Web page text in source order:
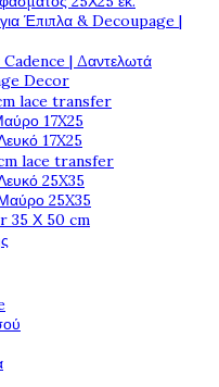
Έπιπλα & Decoupage |
| Δαντελωτά
Decor
lace transfer
17X25
17X25
lace transfer
25X35
25X35
35 Χ 50 cm